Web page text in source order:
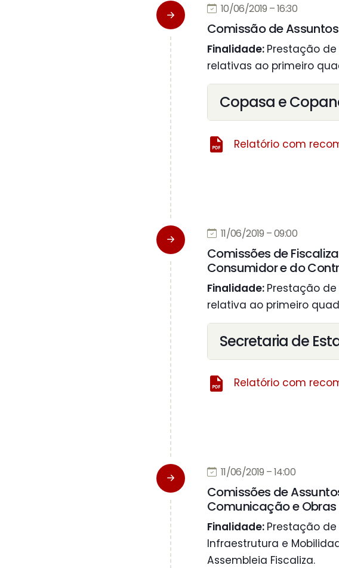
10/06/2019 – 16:30
Comissão de
Finalidade: Prestação
relativas ao primeiro
Copasa e
Relatório com
11/06/2019 – 09:00
Comissões de
Consumidor e do
Finalidade: Prestação
relativa ao primeiro
Secretaria de
Relatório com
11/06/2019 – 14:00
Comissões de
Comunicação e Obras
Finalidade: Prestação
Infraestrutura e
Assembleia Fiscaliza.